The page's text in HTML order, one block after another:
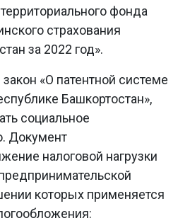
фонда
страхования
за 2022 год».
«О патентной системе
Башкортостан»,
социальное
Документ
налоговой нагрузки
которых применяется